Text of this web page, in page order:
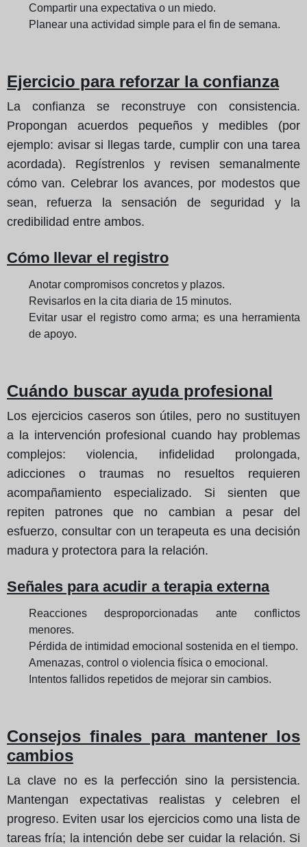
Compartir una expectativa o un miedo.
Planear una actividad simple para el fin de semana.
Ejercicio para reforzar la confianza
La confianza se reconstruye con consistencia.
Propongan acuerdos pequeños y medibles (por
ejemplo: avisar si llegas tarde, cumplir con una tarea
acordada). Regístrenlos y revisen semanalmente
cómo van. Celebrar los avances, por modestos que
sean, refuerza la sensación de seguridad y la
credibilidad entre ambos.
Cómo llevar el registro
Anotar compromisos concretos y plazos.
Revisarlos en la cita diaria de 15 minutos.
Evitar usar el registro como arma; es una herramienta
de apoyo.
Cuándo buscar ayuda profesional
Los ejercicios caseros son útiles, pero no sustituyen
a la intervención profesional cuando hay problemas
complejos: violencia, infidelidad prolongada,
adicciones o traumas no resueltos requieren
acompañamiento especializado. Si sienten que
repiten patrones que no cambian a pesar del
esfuerzo, consultar con un terapeuta es una decisión
madura y protectora para la relación.
Señales para acudir a terapia externa
Reacciones desproporcionadas ante conflictos
menores.
Pérdida de intimidad emocional sostenida en el tiempo.
Amenazas, control o violencia física o emocional.
Intentos fallidos repetidos de mejorar sin cambios.
Consejos finales para mantener los
cambios
La clave no es la perfección sino la persistencia.
Mantengan expectativas realistas y celebren el
progreso. Eviten usar los ejercicios como una lista de
tareas fría; la intención debe ser cuidar la relación. Si